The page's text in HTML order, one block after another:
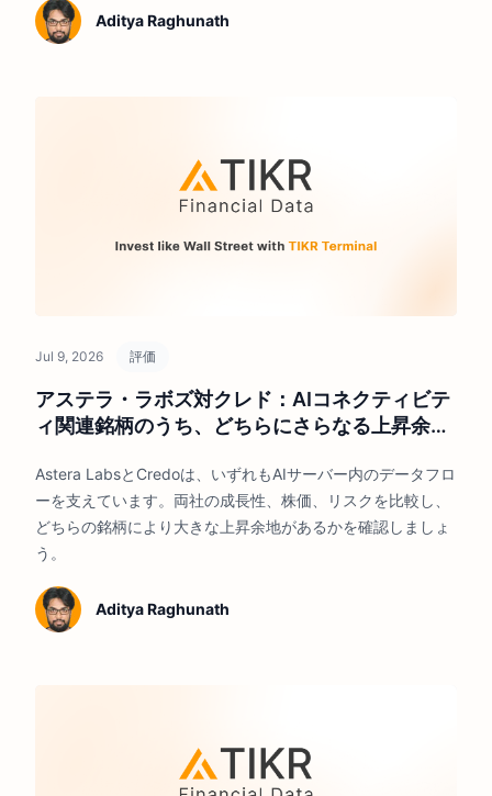
Aditya Raghunath
Jul 9, 2026 評価
アステラ・ラボズ対クレド：AIコネクティビテ
ィ関連銘柄のうち、どちらにさらなる上昇余地
Astera LabsとCredoは、いずれもAIサーバー内のデータフロ
ーを支えています。両社の成長性、株価、リスクを比較し、
どちらの銘柄により大きな上昇余地があるかを確認しましょ
う。
Aditya Raghunath